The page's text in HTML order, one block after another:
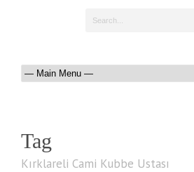
Tag
Kırklareli Cami Kubbe Ustası